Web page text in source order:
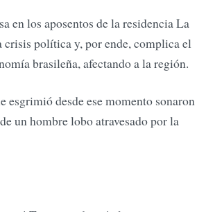
en los aposentos de la residencia La
crisis política y, por ende, complica el
brasileña, afectando a la región.
esgrimió desde ese momento sonaron
un hombre lobo atravesado por la